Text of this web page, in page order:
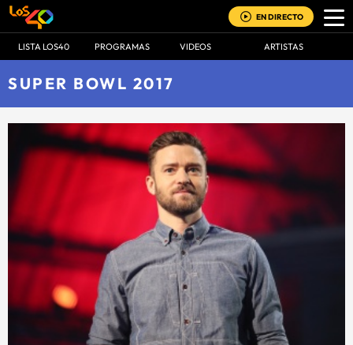
EN DIRECTO
LISTA LOS40 PROGRAMAS VIDEOS ARTISTAS
SUPER BOWL 2017